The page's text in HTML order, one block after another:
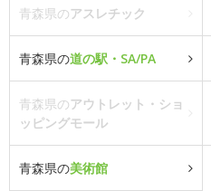
青森県のアスレチック
青森県の道の駅・SA/PA
青森県のアウトレット・ショ
ッピングモール
青森県の美術館